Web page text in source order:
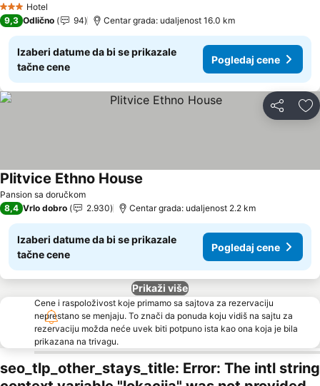
3 Zvezdice
Hotel
9,3 Odlično 94 Centar grada: udaljenost 16.0 km
Izaberi datume da bi se prikazale
tačne cene
Pogledaj cene
Deli
Pansion sa doručkom
Plitvice Ethno House
8,4 Vrlo dobro 2.930 Centar grada: udaljenost 2.2 km
Izaberi datume da bi se prikazale
tačne cene
Pogledaj cene
Prikaži više
Cene i raspoloživost koje primamo sa sajtova za rezervaciju
neprestano se menjaju. To znači da ponuda koju vidiš na sajtu za
rezervaciju možda neće uvek biti potpuno ista kao ona koja je bila
prikazana na trivagu.
seo_tlp_other_stays_title: Error: The intl string